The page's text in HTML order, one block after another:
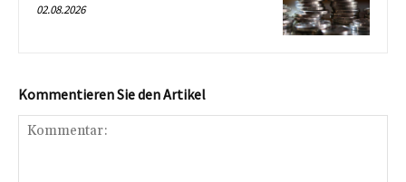
02.08.2026
Kommentieren Sie den Artikel